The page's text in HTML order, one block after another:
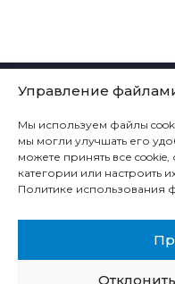
Управление
Мы используем файлы
мы могли улучшать его
можете принять все
категории или настроить
Политике использования